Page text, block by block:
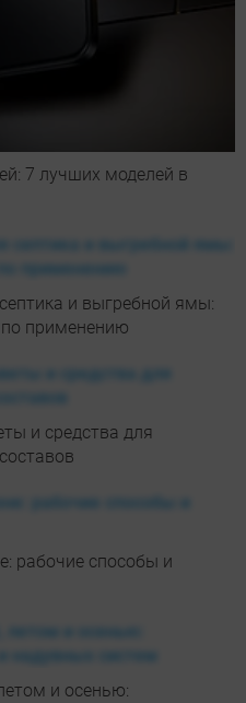
7 лучших моделей в
и выгребной ямы:
применению
и средства для
рабочие способы и
и осенью: